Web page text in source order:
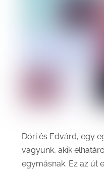
Dóri és Edvárd, egy
vagyunk, akik
egymásnak. Ez az út